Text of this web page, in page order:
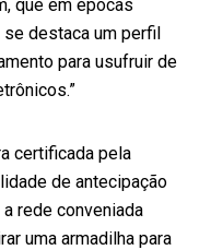
que em épocas
se destaca um perfil
para usufruir de
certificada pela
de antecipação
rede conveniada
uma armadilha para